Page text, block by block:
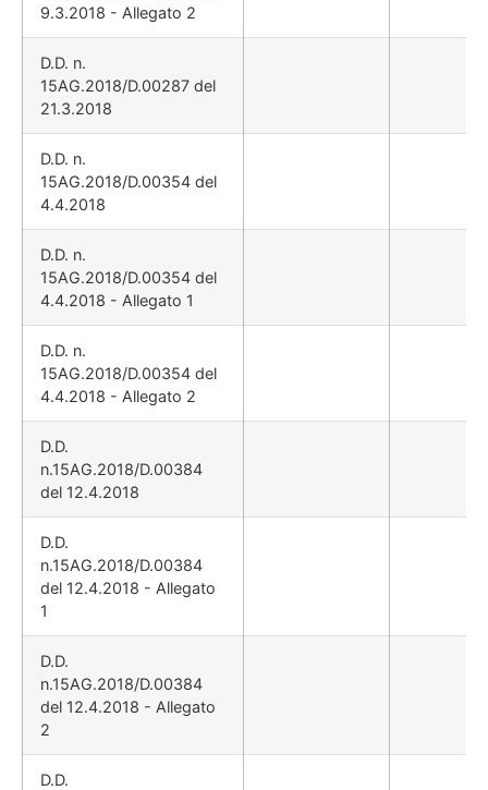
9.3.2018 - Allegato 2
D.D. n.
15AG.2018/D.00287 del
21.3.2018
D.D. n.
15AG.2018/D.00354 del
4.4.2018
D.D. n.
15AG.2018/D.00354 del
4.4.2018 - Allegato 1
D.D. n.
15AG.2018/D.00354 del
4.4.2018 - Allegato 2
D.D.
n.15AG.2018/D.00384
del 12.4.2018
D.D.
n.15AG.2018/D.00384
del 12.4.2018 - Allegato
1
D.D.
n.15AG.2018/D.00384
del 12.4.2018 - Allegato
2
D.D.